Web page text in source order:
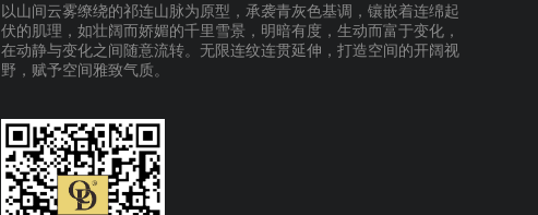
以山间云雾缭绕的祁连山脉为原型，承袭青灰色基调，镶嵌着连绵起
伏的肌理，如壮阔而娇媚的千里雪景，明暗有度，生动而富于变化，
在动静与变化之间随意流转。无限连纹连贯延伸，打造空间的开阔视
野，赋予空间雅致气质。